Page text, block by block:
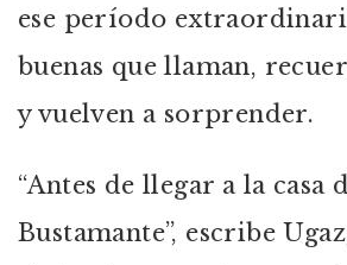
ese período
buenas que llaman,
y vuelven a sorprender.
“Antes de llegar a la casa
Bustamante”, escribe